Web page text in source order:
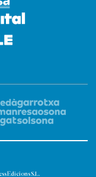
Edicions S.L.